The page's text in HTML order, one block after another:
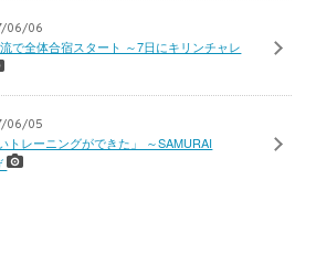
06/06
で全体合宿スタート ～7日にキリンチャレ
06/05
トレーニングができた」 ～SAMURAI